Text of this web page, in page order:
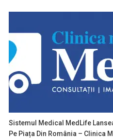
Sistemul Medical MedLife
Pe Piața Din România – Clinica